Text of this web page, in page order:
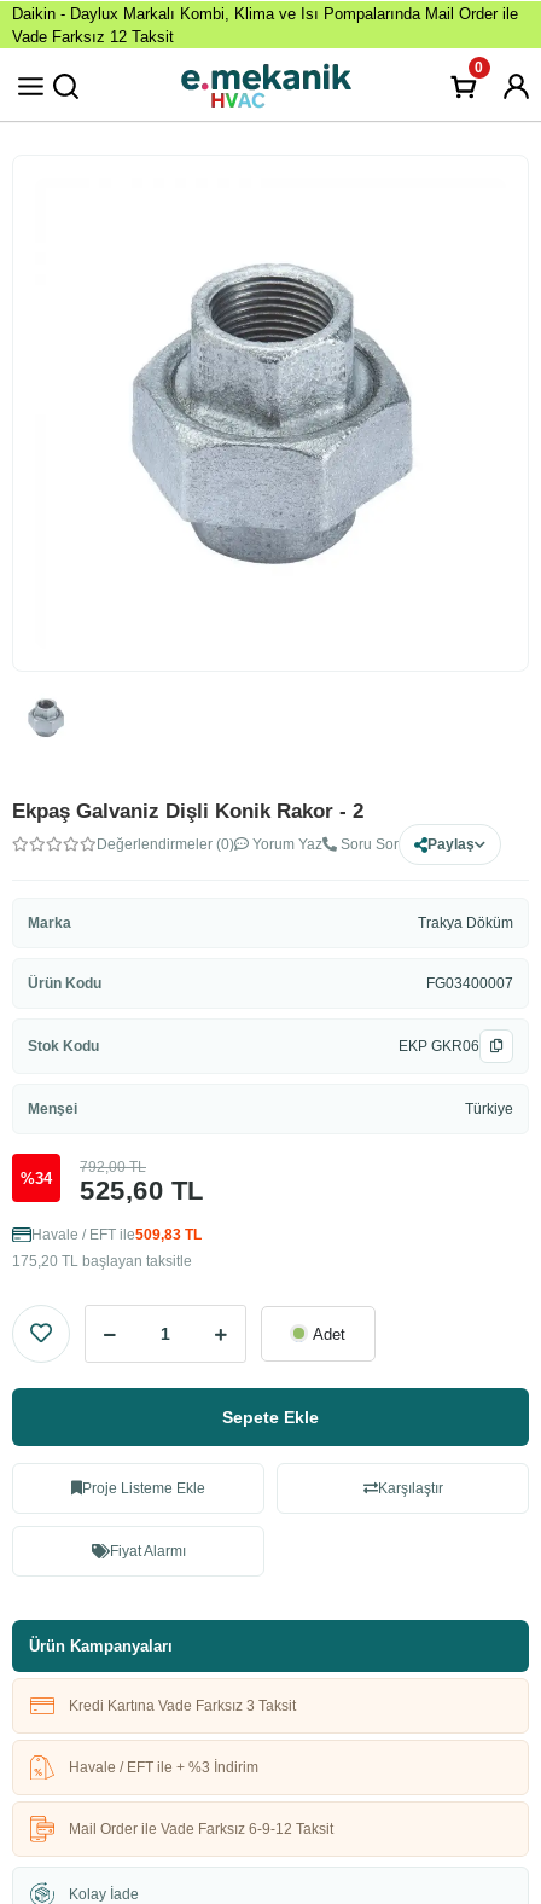
Daikin - Daylux Markalı Kombi, Klima ve Isı Pompalarında Mail Order ile
Vade Farksız 12 Taksit
0
Ekpaş Galvaniz Dişli Konik Rakor - 2
Değerlendirmeler (0) Yorum Yaz Soru Sor Paylaş
Marka Trakya Döküm
Ürün Kodu FG03400007
Stok Kodu EKP GKR06
Menşei Türkiye
%34 525,60 TL
792,00 TL
Havale / EFT ile509,83 TL
175,20 TL başlayan taksitle
Adet
Sepete Ekle
Proje Listeme Ekle Karşılaştır
Fiyat Alarmı
Ürün Kampanyaları
Kredi Kartına Vade Farksız 3 Taksit
Havale / EFT ile + %3 İndirim
Mail Order ile Vade Farksız 6-9-12 Taksit
Kolay İade